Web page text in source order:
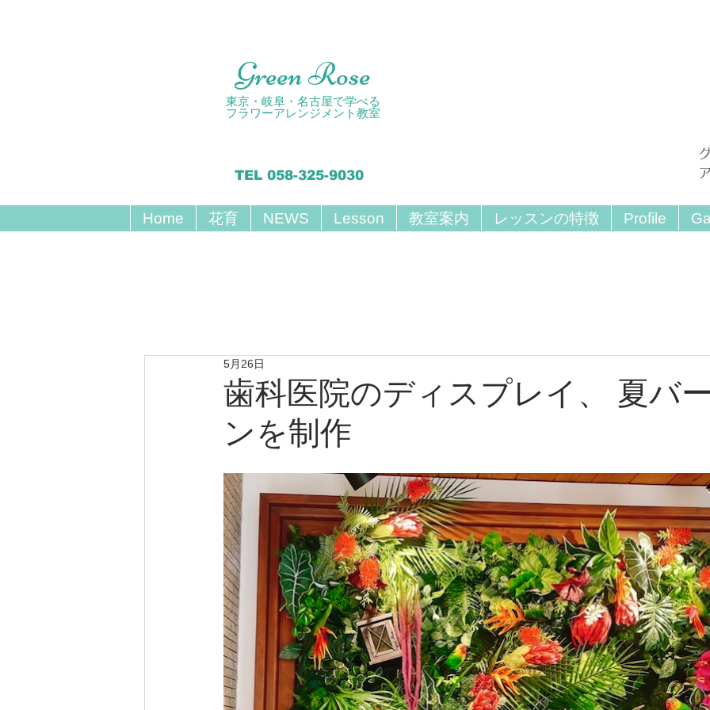
Green Rose
東京・岐阜・名古屋で学べる
フラワーアレンジメント教室
TEL 058-325-9030
Home 花育 NEWS Lesson 教室案内 レッスンの特徴 Profile
歯科医院のディスプレイ、 夏バ
ンを制作
5月26日